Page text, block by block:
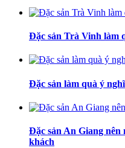
Đặc sản Trà Vinh làm
Đặc sản làm quà ý
Đặc sản An Giang nên
khách